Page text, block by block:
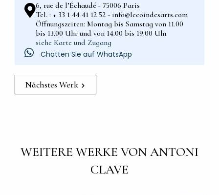
6, rue de l’Échaudé - 75006 Paris
Tel. : + 33 1 44 41 12 52 - info@lecoindesarts.com
Öffnungszeiten: Montag bis Samstag von 11.00
bis 13.00 Uhr und von 14.00 bis 19.00 Uhr
siehe Karte und Zugang
Chatten Sie auf WhatsApp
Nächstes Werk
WEITERE WERKE VON ANTONI
CLAVE